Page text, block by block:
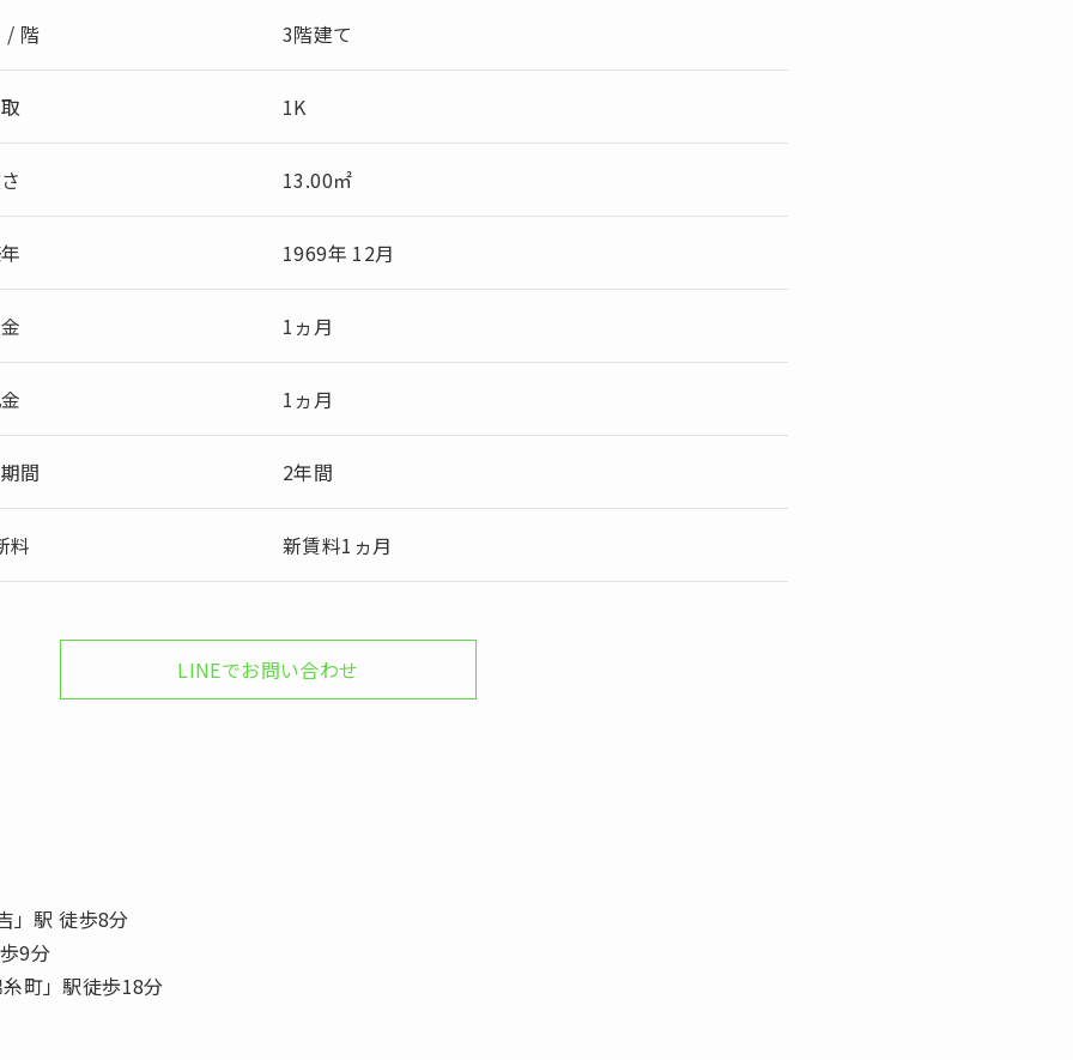
/ 階 3階建て
1K
13.00㎡
1969年 12月
1ヵ月
1ヵ月
間 2年間
料 新賃料1ヵ月
LINEでお問い合わせ
」駅 徒歩8分
9分
町」駅徒歩18分